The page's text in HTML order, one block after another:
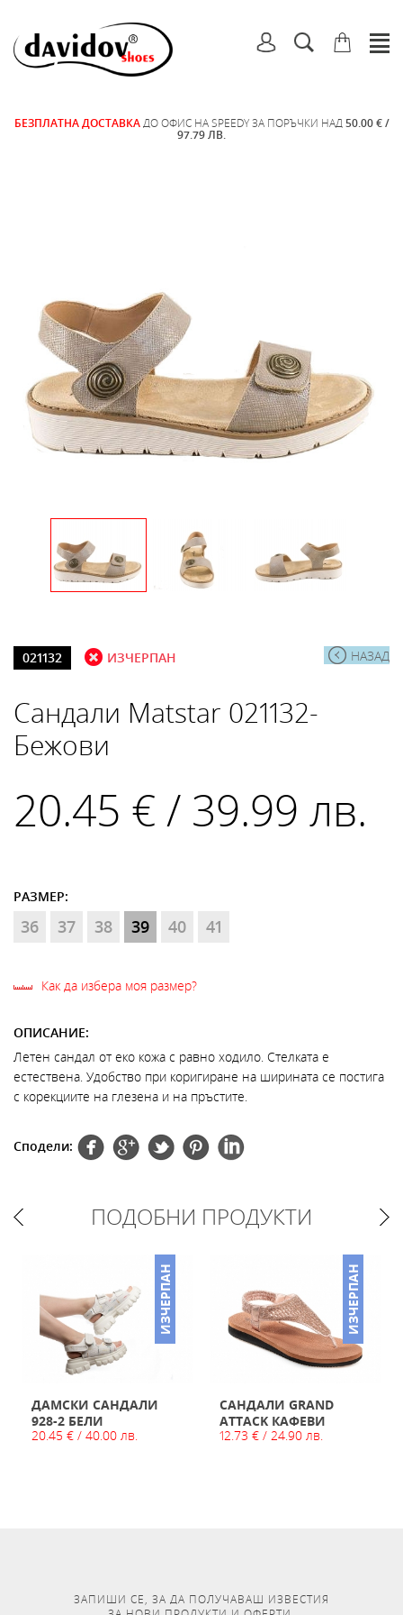
БЕЗПЛАТНА ДОСТАВКА ДО ОФИС НА SPEEDY ЗА ПОРЪЧКИ НАД 50.00 € /
97.79 ЛВ.
НАЗАД
021132 ИЗЧЕРПАН
Сандали Matstar 021132-
Бежови
20.45 € / 39.99 лв.
РАЗМЕР:
36 37 38 39 40 41
Как да избера моя размер?
ОПИСАНИЕ:
Летен сандал от еко кожа с равно ходило. Стелката е
естествена. Удобство при коригиране на ширината се постига
с корекциите на глезена и на пръстите.
Сподели:
ПОДОБНИ ПРОДУКТИ
ИЗЧЕРПАН
ДАМСКИ САНДАЛИ
928-2 БЕЛИ
20.45 € / 40.00 лв.
ИЗЧЕРПАН
САНДАЛИ GRAND
ATTACK КАФЕВИ
12.73 € / 24.90 лв.
ЗАПИШИ СЕ, ЗА ДА ПОЛУЧАВАШ ИЗВЕСТИЯ